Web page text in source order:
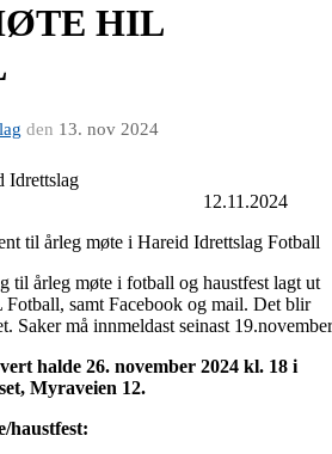
HIL
den 13. nov 2024
Idrettslag
12.11.2024
til årleg møte i Hareid Idrettslag Fotball
til årleg møte i fotball og haustfest lagt ut
samt Facebook og mail. Det blir
Saker må innmeldast seinast
halde 26. november 2024 kl. 18 i
Myraveien 12.
haustfest: